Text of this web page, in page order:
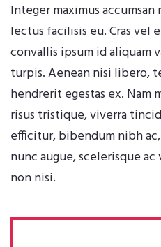
Integer maximus
lectus facilisis eu. Cras
convallis ipsum id aliquam
turpis. Aenean nisi libero,
hendrerit egestas ex. Nam
risus tristique, viverra
efficitur, bibendum nibh
nunc augue, scelerisque
non nisi.